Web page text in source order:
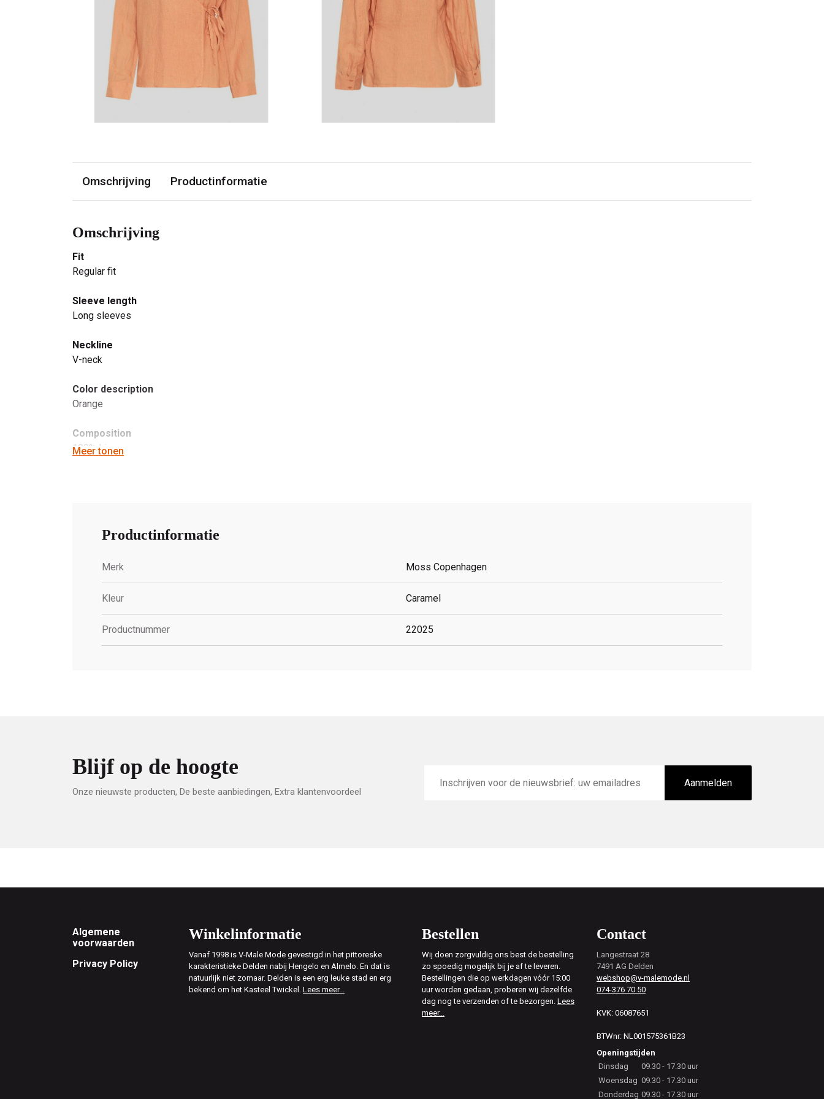
Omschrijving Productinformatie
Omschrijving
Fit
Regular fit
Sleeve length
Long sleeves
Neckline
V-neck
Color description
Orange
Composition
100% Linen
Meer tonen
Productinformatie
Merk Moss Copenhagen
Kleur Caramel
Productnummer 22025
Blijf op de hoogte
Onze nieuwste producten, De beste aanbiedingen, Extra klantenvoordeel
mailadres
Aanmelden
Footer
Algemene
voorwaarden
Privacy Policy
Winkelinformatie
Vanaf 1998 is V-Male Mode gevestigd in het pittoreske
karakteristieke Delden nabij Hengelo en Almelo. En dat is
natuurlijk niet zomaar. Delden is een erg leuke stad en erg
bekend om het Kasteel Twickel. Lees meer...
Bestellen
Wij doen zorgvuldig ons best de bestelling
zo spoedig mogelijk bij je af te leveren.
Bestellingen die op werkdagen vóór 15:00
uur worden gedaan, proberen wij dezelfde
dag nog te verzenden of te bezorgen. Lees
meer...
Contact
Langestraat 28
7491 AG Delden
webshop@v-malemode.nl
074-376 70 50
KVK: 06087651
BTWnr: NL001575361B23
Openingstijden
Dinsdag
09.30 - 17.30 uur
Woensdag 09.30 - 17.30 uur
Donderdag 09.30 - 17.30 uur